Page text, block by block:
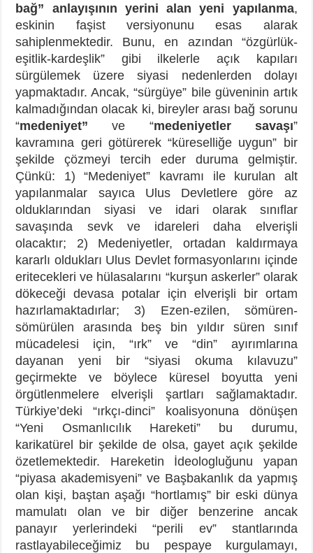
bağ” anlayışının yerini alan yeni yapılanma,
eskinin faşist versiyonunu esas alarak
sahiplenmektedir. Bunu, en azından “özgürlük-
eşitlik-kardeşlik” gibi ilkelerle açık kapıları
sürgülemek üzere siyasi nedenlerden dolayı
yapmaktadır. Ancak, “sürgüye” bile güveninin artık
kalmadığından olacak ki, bireyler arası bağ sorunu
“medeniyet” ve “medeniyetler savaşı”
kavramına geri götürerek “küreselliğe uygun” bir
şekilde çözmeyi tercih eder duruma gelmiştir.
Çünkü: 1) “Medeniyet” kavramı ile kurulan alt
yapılanmalar sayıca Ulus Devletlere göre az
olduklarından siyasi ve idari olarak sınıflar
savaşında sevk ve idareleri daha elverişli
olacaktır; 2) Medeniyetler, ortadan kaldırmaya
kararlı oldukları Ulus Devlet formasyonlarını içinde
eritecekleri ve hülasalarını “kurşun askerler” olarak
dökeceği devasa potalar için elverişli bir ortam
hazırlamaktadırlar; 3) Ezen-ezilen, sömüren-
sömürülen arasında beş bin yıldır süren sınıf
mücadelesi için, “ırk” ve “din” ayırımlarına
dayanan yeni bir “siyasi okuma kılavuzu”
geçirmekte ve böylece küresel boyutta yeni
örgütlenmelere elverişli şartları sağlamaktadır.
Türkiye’deki “ırkçı-dinci” koalisyonuna dönüşen
“Yeni Osmanlıcılık Hareketi” bu durumu,
karikatürel bir şekilde de olsa, gayet açık şekilde
özetlemektedir. Hareketin İdeologluğunu yapan
“piyasa akademisyeni” ve Başbakanlık da yapmış
olan kişi, baştan aşağı “hortlamış” bir eski dünya
mamulatı olan ve bir diğer benzerine ancak
panayır yerlerindeki “perili ev” stantlarında
rastlayabileceğimiz bu pespaye kurgulamayı,